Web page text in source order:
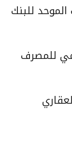
للبنك
للمصرف